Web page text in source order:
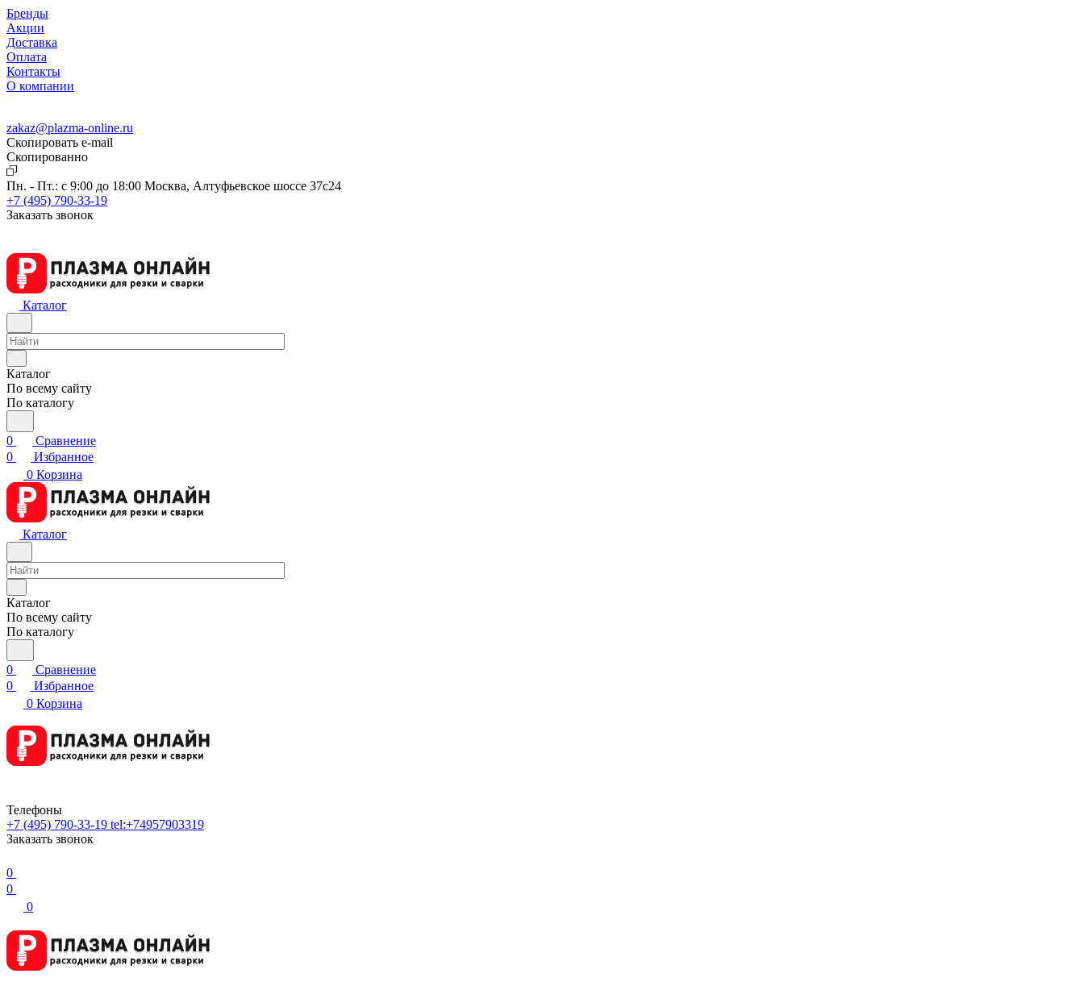
Бренды
Акции
Доставка
Оплата
Контакты
О компании
zakaz@plazma-online.ru
Скопировать e-mail
Cкопированно
Пн. - Пт.: с 9:00 до 18:00 Москва, Алтуфьевское шоссе 37с24
+7 (495) 790-33-19
Заказать звонок
Каталог
Каталог
По всему сайту
По каталогу
0
Сравнение
0
Избранное
0 Корзина
Каталог
Каталог
По всему сайту
По каталогу
0
Сравнение
0
Избранное
0 Корзина
Телефоны
+7 (495) 790-33-19 tel:+74957903319
Заказать звонок
0
0
0